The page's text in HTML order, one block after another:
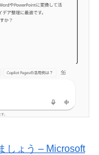
しょう – Microsoft